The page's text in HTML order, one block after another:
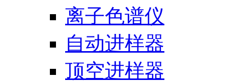
离子色谱仪
自动进样器
顶空进样器